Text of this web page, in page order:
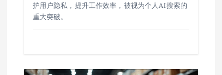
护用户隐私，提升工作效率，被视为个人AI搜索的
重大突破。